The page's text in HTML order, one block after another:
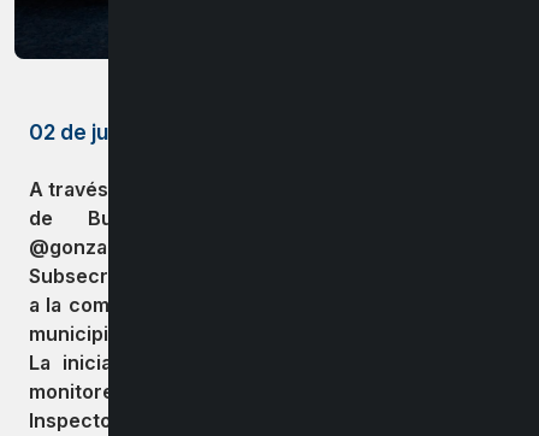
02 de julio de 2024
A través de una importante ceremonia el municipio
de Bulnes, encabeza por el alcalde
@gonzalobustamantet , en conjunto con la
Subsecretaria de Prevención del Delito, presentó
a la comunidad la Unidad de Seguridad Pública del
municipio de Bulnes.
La iniciativa contempla un moderno sistema de
monitoreo de cámara que funciona 24/7;
Inspectores municipales equipados de última